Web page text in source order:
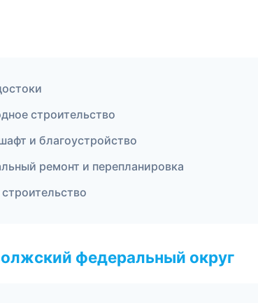
строительство
и благоустройство
ремонт и перепланировка
федеральный округ